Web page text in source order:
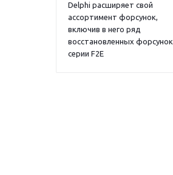
Delphi расширяет свой
ассортимент форсунок,
включив в него ряд
восстановленных форсунок
серии F2E